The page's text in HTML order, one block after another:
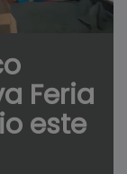
Feria
este